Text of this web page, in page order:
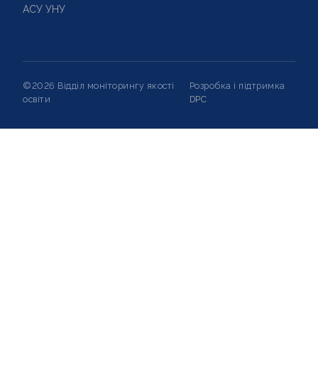
АСУ УНУ
©2026 Відділ моніторингу якості
освіти
Розробка і підтримка
DPC